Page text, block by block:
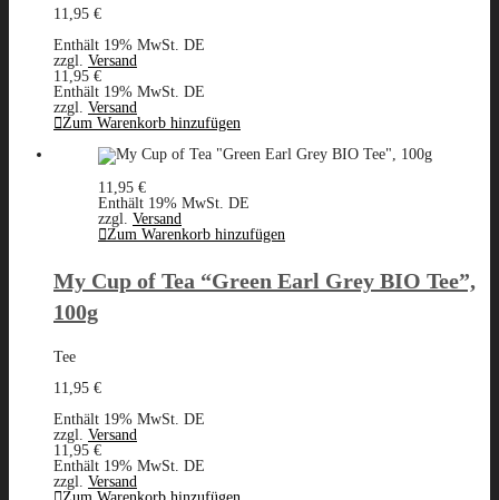
11,95 €
Enthält 19% MwSt. DE
zzgl. Versand
11,95 €
Enthält 19% MwSt. DE
zzgl. Versand
Zum Warenkorb hinzufügen
11,95 €
Enthält 19% MwSt. DE
zzgl. Versand
Zum Warenkorb hinzufügen
My Cup of Tea “Green Earl Grey BIO Tee”,
100g
Tee
11,95 €
Enthält 19% MwSt. DE
zzgl. Versand
11,95 €
Enthält 19% MwSt. DE
zzgl. Versand